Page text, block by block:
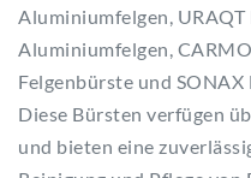
Aluminiumfelgen,
Aluminiumfelgen,
Felgenbürste und
Diese Bürsten verfügen
und bieten eine